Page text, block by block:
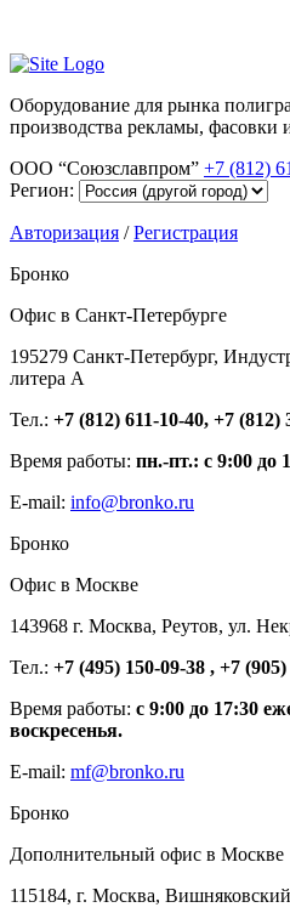
Оборудование для рынка
производства рекламы, фасовки
ООО “Союзславпром” +7 (812)
Регион:
Авторизация /Регистрация
Бронко
Офис в Санкт-Петербурге
195279 Санкт-Петербург,
литера А
Тел.: +7 (812) 611-10-40, +7 (812)
Время работы: пн.-пт.: с 9:00 до
E-mail: info@bronko.ru
Бронко
Офис в Москве
143968 г. Москва, Реутов, ул.
Тел.: +7 (495) 150-09-38 , +7
Время работы: с 9:00 до 17:30
воскресенья.
E-mail: mf@bronko.ru
Бронко
Дополнительный офис в Москве
115184, г. Москва,